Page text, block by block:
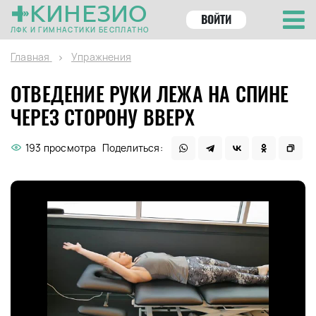
КИНЕЗИО
ЛФК И ГИМНАСТИКИ БЕСПЛАТНО
ВОЙТИ
Главная Упражнения
ОТВЕДЕНИЕ РУКИ ЛЕЖА НА СПИНЕ
ЧЕРЕЗ СТОРОНУ ВВЕРХ
193 просмотра Поделиться: